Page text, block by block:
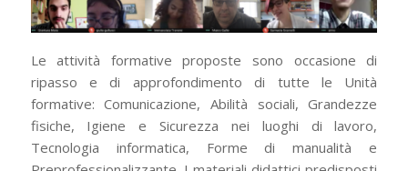
Le attività formative proposte sono occasione di
ripasso e di approfondimento di tutte le Unità
formative: Comunicazione, Abilità sociali, Grandezze
fisiche, Igiene e Sicurezza nei luoghi di lavoro,
Tecnologia informatica, Forme di manualità e